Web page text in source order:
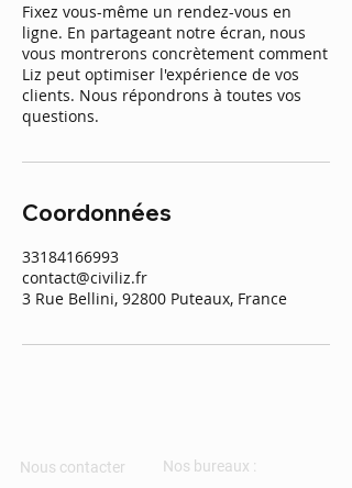
Fixez vous-même un rendez-vous en
ligne. En partageant notre écran, nous
vous montrerons concrètement comment
Liz peut optimiser l'expérience de vos
clients. Nous répondrons à toutes vos
questions.
Coordonnées
33184166993
contact@civiliz.fr
3 Rue Bellini, 92800 Puteaux, France
Nous contacter Nos bureaux :